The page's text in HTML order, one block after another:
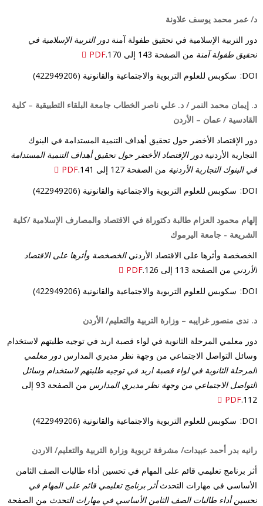
د/ عمر محمد يوسف علاونة
دور التربية الإسلامية في تحقيق طفولة آمنةدور التربية الإسلامية في
تحقيق طفولة آمنةمن الصفحة 143 إلى 170.
PDF
DOI:
سكوبس للعلوم التربوية والاجتماعية والقانونية (422949206)
د. إيمان محمد النمر / د. علي ناصر الخطاب جامعة البلقاء التطبيقية – كلية
القادسية / عمان – الأردن
دور الإقتصاد الأخضر حول تحقيق أهداف التنمية المستدامة في البنوك
التجارية الأردنيةدور الإقتصاد الأخضر حول تحقيق أهداف التنمية المستدامة
في البنوك التجارية الأردنيةمن الصفحة 127 إلى 141.
PDF
DOI:
سكوبس للعلوم التربوية والاجتماعية والقانونية (422949206)
إلهام محمود العزام طالبة دكتوراة في الاقتصاد والمصارف الإسلامية /كلية
الشريعة - جامعة اليرموك
الخصخصة وأثرها على الاقتصاد الأردني الخصخصة وأثرها على الاقتصاد
الأردني من الصفحة 113 إلى 126.
PDF
DOI:
سكوبس للعلوم التربوية والاجتماعية والقانونية (422949206)
د. ندى منصور غرايبه – وزارة التربية والتعليم/ الأردن
دور معلمي المرحلة الثانوية في لواء قصبة اربد في توجيه طلبتهم لاستخدام
وسائل التواصل الاجتماعي من وجهة نظر مديري المدارس دور معلمي
المرحلة الثانوية في لواء قصبة اربد في توجيه طلبتهم لاستخدام وسائل
التواصل الاجتماعي من وجهة نظر مديري المدارس
من الصفحة 93 إلى
112.
PDF
DOI:
سكوبس للعلوم التربوية والاجتماعية والقانونية (422949206)
رانيه بدر أحمد عبيدات/ مشرفة تربوية وزارة التربية والتعليم/ الاردن
أثر برنامج تعليمي قائم على المهام في تحسين أداء طالبات الصف الثامن
الأساسي في مهارات التحدثأثر برنامج تعليمي قائم على المهام في
تحسين أداء طالبات الصف الثامن الأساسي في مهارات التحدث من الصفحة